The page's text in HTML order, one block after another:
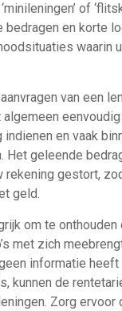
of
en korte
waarin
van een
eenvoudig
indienen en vaak
Het geleende
rekening gestort,
geld.
om te onthouden
met zich
informatie heeft
kunnen de
Zorg ervoor